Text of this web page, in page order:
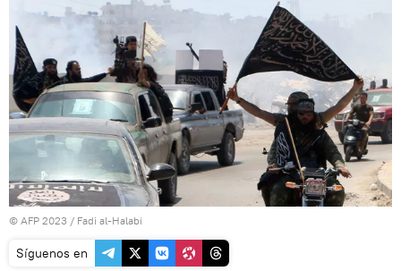
© AFP 2023 / Fadi al-Halabi
Síguenos en